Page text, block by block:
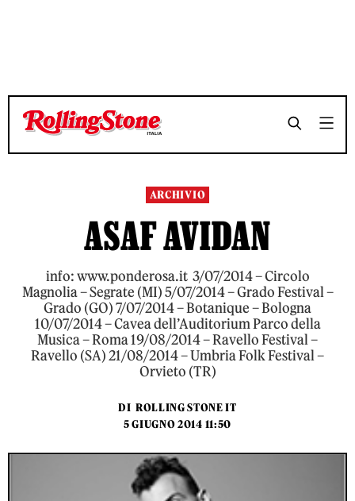
TEMPO DI LETTURA 2 MINUTI SHARE
TEMPO DI LETTURA 2 MINUTI SHARE
ARCHIVIO
ASAF AVIDAN
info: www.ponderosa.it 3/07/2014 – Circolo
Magnolia – Segrate (MI) 5/07/2014 – Grado Festival –
Grado (GO) 7/07/2014 – Botanique – Bologna
10/07/2014 – Cavea dell’Auditorium Parco della
Musica – Roma 19/08/2014 – Ravello Festival –
Ravello (SA) 21/08/2014 – Umbria Folk Festival –
Orvieto (TR)
DI ROLLING STONE IT
5 GIUGNO 2014 11:50